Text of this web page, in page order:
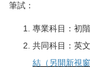
筆試：
專業科目：初
共同科目：英
結（另開新視窗